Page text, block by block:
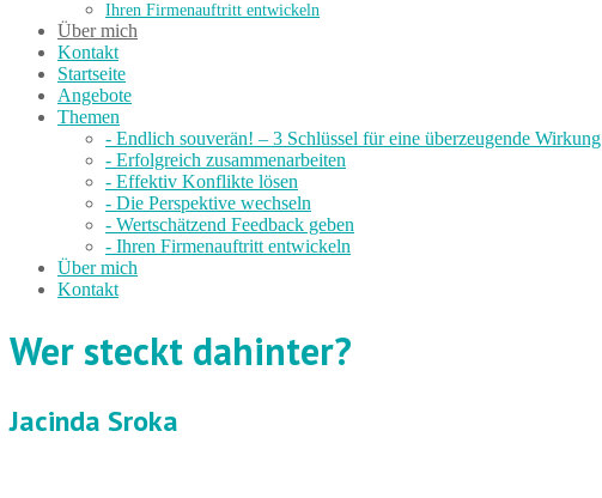
Ihren Firmenauftritt entwickeln
Über mich
Kontakt
Startseite
Angebote
Themen
- Endlich souverän! – 3 Schlüssel für eine überzeugende Wirkung
- Erfolgreich zusammenarbeiten
- Effektiv Konflikte lösen
- Die Perspektive wechseln
- Wertschätzend Feedback geben
- Ihren Firmenauftritt entwickeln
Über mich
Kontakt
Wer steckt dahinter?
Jacinda Sroka